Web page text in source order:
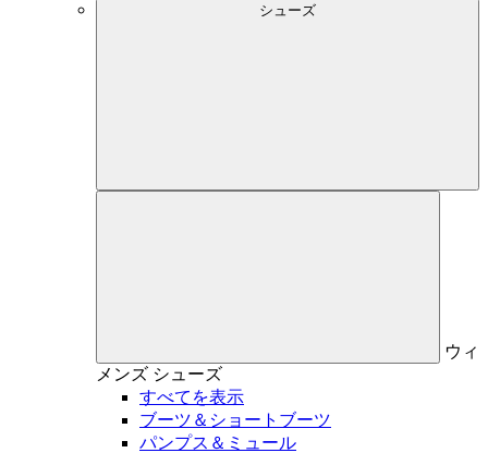
シューズ
ウィ
メンズ シューズ
すべてを表示
ブーツ＆ショートブーツ
パンプス＆ミュール